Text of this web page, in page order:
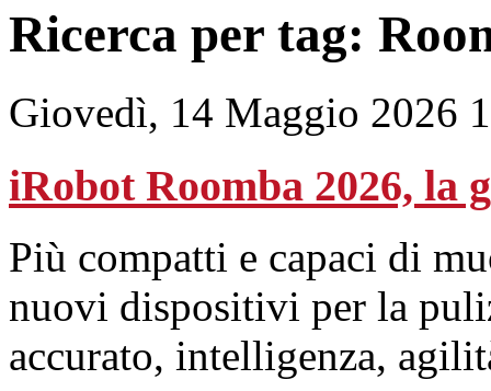
Ricerca per tag:
Giovedì, 14 Maggio 2026
iRobot Roomba 2026, la
Più compatti e capaci di
nuovi dispositivi per la
accurato, intelligenza,